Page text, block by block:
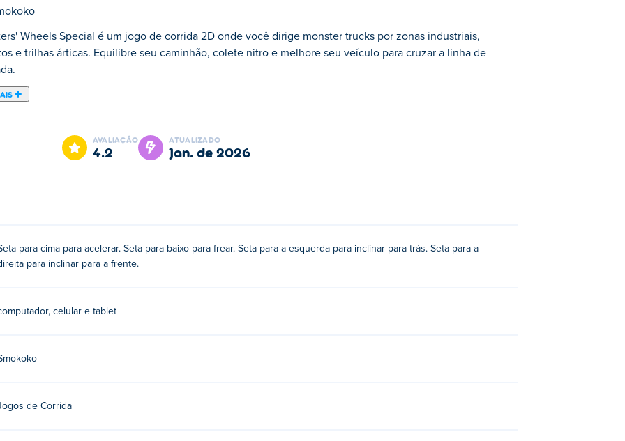
Wheels Special é um jogo de corrida 2D onde você dirige monster trucks por zonas industriais,
e trilhas árticas. Equilibre seu caminhão, colete nitro e melhore seu veículo para cruzar a linha de
2D criado por Smokoko. Neste jogo online, você corre com seu próprio monster truck em diferentes
AVALIAÇÃO
4.2
ATUALIZADO
jan. de 2026
para cima para acelerar. Seta para baixo para frear. Seta para a esquerda para inclinar para trás. Seta para a
para inclinar para a frente.
celular e tablet
de Corrida